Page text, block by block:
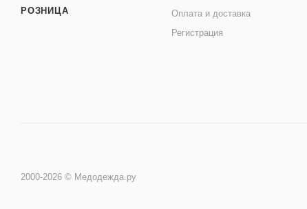
РОЗНИЦА
Оплата и доставка
Регистрация
2000-2026 © Медодежда.ру